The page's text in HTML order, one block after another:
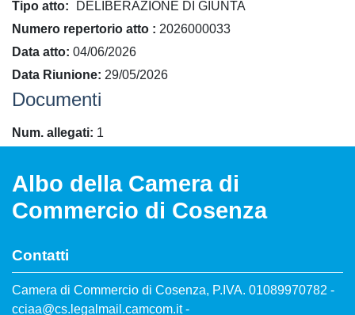
Tipo atto
DELIBERAZIONE DI GIUNTA
​Numero repertorio atto
2026000033
Data atto 04/06/2026
Data Riunione 29/05/2026
Documenti
Num. allegati 1
Albo della Camera di
Commercio di Cosenza
Contatti
Camera di Commercio di Cosenza, P.IVA. 01089970782 -
cciaa@cs.legalmail.camcom.it -